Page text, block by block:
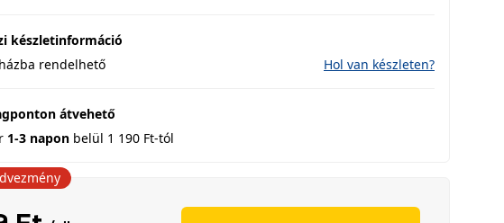
készletinformáció
rendelhető
Hol van készleten?
átvehető
1-3 napon belül 1 190 Ft-tól